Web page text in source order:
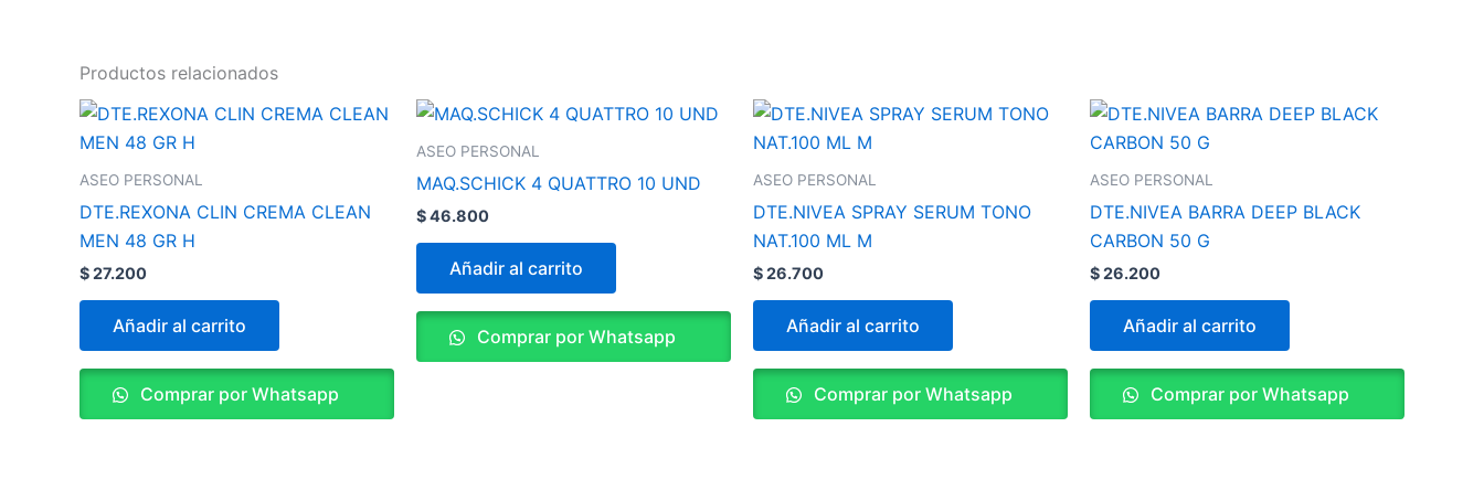
Productos relacionados
ASEO PERSONAL
DTE.REXONA CLIN CREMA CLEAN
MEN 48 GR H
$27.200
Añadir al carrito
Comprar por Whatsapp
ASEO PERSONAL
MAQ.SCHICK 4 QUATTRO 10 UND
$46.800
Añadir al carrito
Comprar por Whatsapp
ASEO PERSONAL
DTE.NIVEA SPRAY SERUM TONO
NAT.100 ML M
$26.700
Añadir al carrito
Comprar por Whatsapp
ASEO PERSONAL
DTE.NIVEA BARRA DEEP BLACK
CARBON 50 G
$26.200
Añadir al carrito
Comprar por Whatsapp